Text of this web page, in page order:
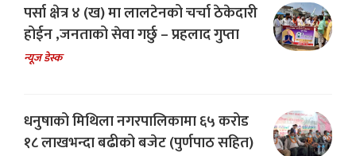
पर्सा क्षेत्र ४ (ख) मा लालटेनको चर्चा ठेकेदारी
होईन ,जनताको सेवा गर्छु – प्रहलाद गुप्ता
न्यूज डेस्क
धनुषाको मिथिला नगरपालिकामा ६५ करोड
१८ लाखभन्दा बढीको बजेट (पुर्णपाठ सहित)